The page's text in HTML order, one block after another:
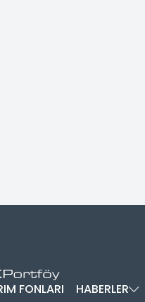
FONLARI HABERLER